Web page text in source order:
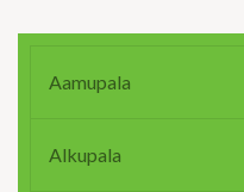
Aamupala
Alkupala